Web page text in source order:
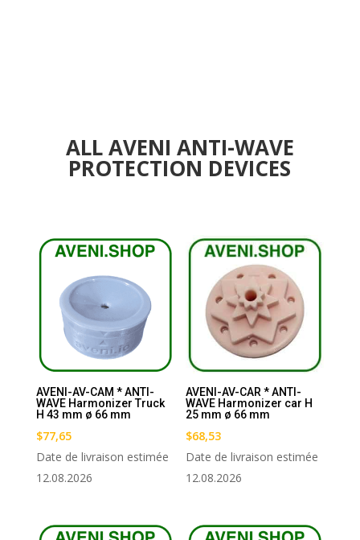
ALL AVENI ANTI-WAVE
PROTECTION DEVICES
AVENI-AV-CAM * ANTI-
WAVE Harmonizer Truck
H 43 mm ø 66 mm
$77,65
Date de livraison estimée
12.08.2026
AVENI-AV-CAR * ANTI-
WAVE Harmonizer car H
25 mm ø 66 mm
$68,53
Date de livraison estimée
12.08.2026